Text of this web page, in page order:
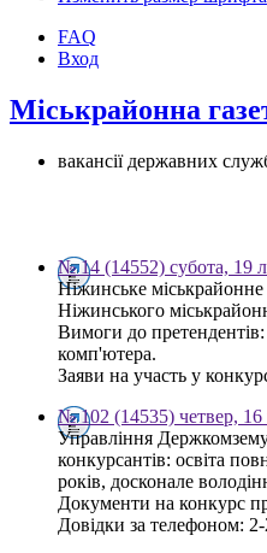
FAQ
Вход
Міськрайонна
вакансії державних
№ 14 (14552) субота, 19
Ніжинське міськрайонне
Ніжинського
Вимоги до
комп'ютера.
Заяви на участь у
№ 102 (14535) четвер, 16
Управління
конкурсантів: освіта
років, досконале
Документи на конкурс
Довідки за телефоном: